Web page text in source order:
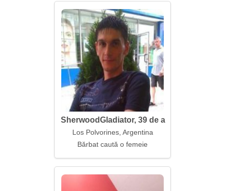
SherwoodGladiator, 39 de ani
Los Polvorines, Argentina
Bărbat caută o femeie